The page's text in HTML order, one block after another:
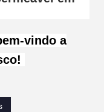
vindo a